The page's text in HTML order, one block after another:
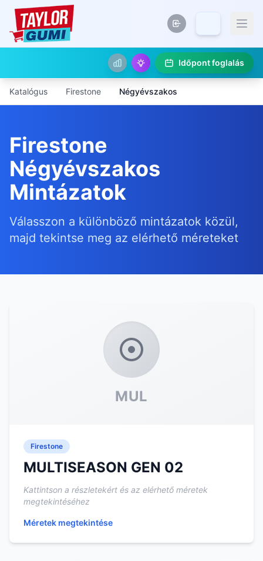
Időpont foglalás
Katalógus Firestone Négyévszakos
Firestone
Négyévszakos
Mintázatok
Válasszon a különböző mintázatok közül,
majd tekintse meg az elérhető méreteket
MUL
Firestone
MULTISEASON GEN 02
Kattintson a részletekért és az elérhető méretek
megtekintéséhez
Méretek megtekintése